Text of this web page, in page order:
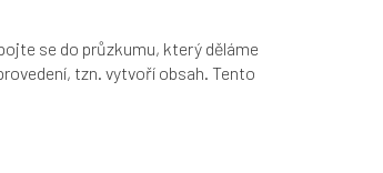
se do průzkumu, který děláme
tzn. vytvoří obsah. Tento